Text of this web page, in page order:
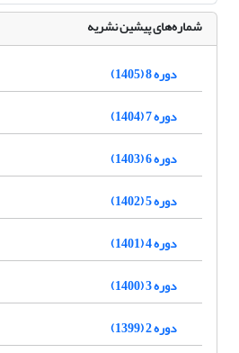
شماره‌های پیشین نشریه
دوره 8 (1405)
دوره 7 (1404)
دوره 6 (1403)
دوره 5 (1402)
دوره 4 (1401)
دوره 3 (1400)
دوره 2 (1399)